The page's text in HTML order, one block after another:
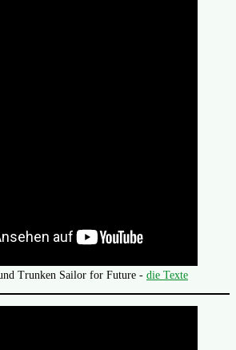
Trunken Sailor for Future - die Texte